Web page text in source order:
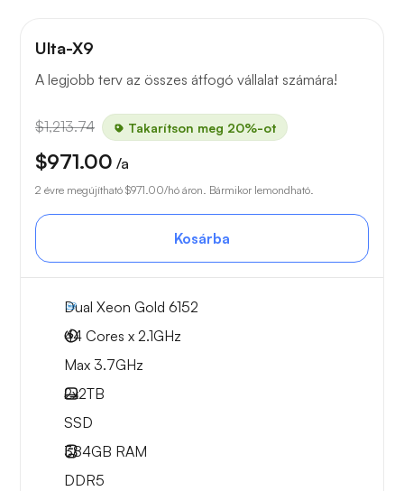
Ulta-X9
A legjobb terv az összes átfogó vállalat számára!
$1,213.74 Takarítson meg 20%-ot
$971.00 /a
2 évre megújítható $971.00/hó áron. Bármikor lemondható.
Kosárba
Dual Xeon Gold 6152
44 Cores x 2.1GHz
Max 3.7GHz
2x2TB
SSD
384GB RAM
DDR5